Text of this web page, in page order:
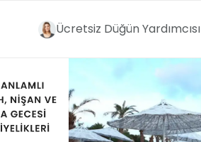
Ücretsiz Düğün Yardımcısı